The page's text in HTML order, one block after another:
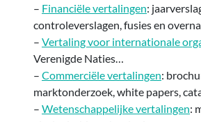
– Financiële vertalingen:
controleverslagen, fusies en
– Vertaling voor internationale
Verenigde Naties…
– Commerciële vertalingen:
marktonderzoek, white papers,
– Wetenschappelijke vertalingen: